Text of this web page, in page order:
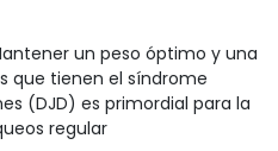
un peso óptimo y una
que tienen el síndrome
(DJD) es primordial para la
regular